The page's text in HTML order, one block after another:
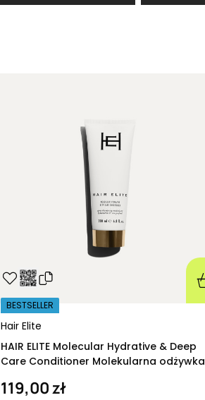
Hair Elite
BESTSELLER
HAIR ELITE Molecular Hydrative & Deep
Care Conditioner Molekularna odżywka
119,00 zł